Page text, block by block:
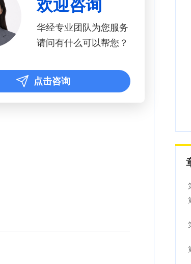
欢迎咨询
华经专业团队为您服务
请问有什么可以帮您？
点击咨询